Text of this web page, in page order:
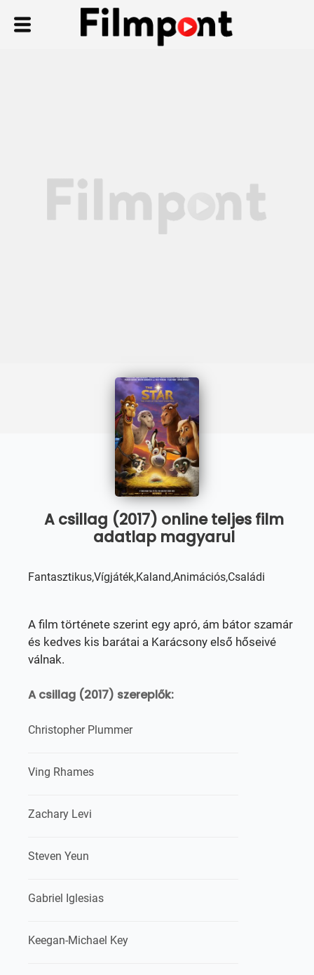
A csillag (2017) online teljes film
adatlap magyarul
Fantasztikus,Vígjáték,Kaland,Animációs,Családi
A film története szerint egy apró, ám bátor szamár
és kedves kis barátai a Karácsony első hőseivé
válnak.
A csillag (2017) szereplők:
Christopher Plummer
Ving Rhames
Zachary Levi
Steven Yeun
Gabriel Iglesias
Keegan-Michael Key